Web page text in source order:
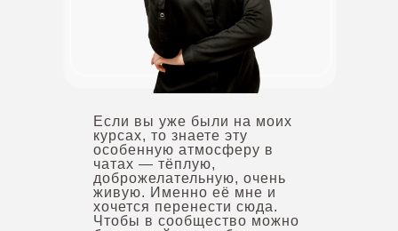
Если вы уже были на моих
курсах, то знаете эту
особенную атмосферу в
чатах — тёплую,
доброжелательную, очень
живую. Именно её мне и
хочется перенести сюда.
Чтобы в сообщество можно